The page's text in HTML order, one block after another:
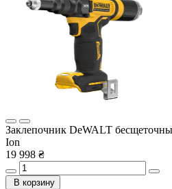
Заклепочник DeWALT
Ion
19 998 ₴
В корзину